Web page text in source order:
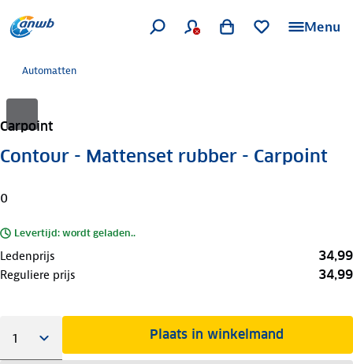
Menu
Automatten
Carpoint
Contour - Mattenset rubber - Carpoint
0
Levertijd: wordt geladen..
Ledenprijs 34,99
Reguliere prijs 34,99
Plaats in winkelmand